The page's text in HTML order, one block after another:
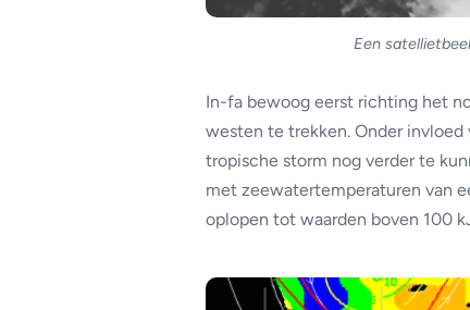
Een
In-fa bewoog eerst richting het
westen te trekken. Onder
tropische storm nog verder te
met zeewatertemperaturen van
oplopen tot waarden boven 100